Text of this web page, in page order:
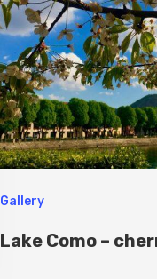
Gallery
Lake Como –